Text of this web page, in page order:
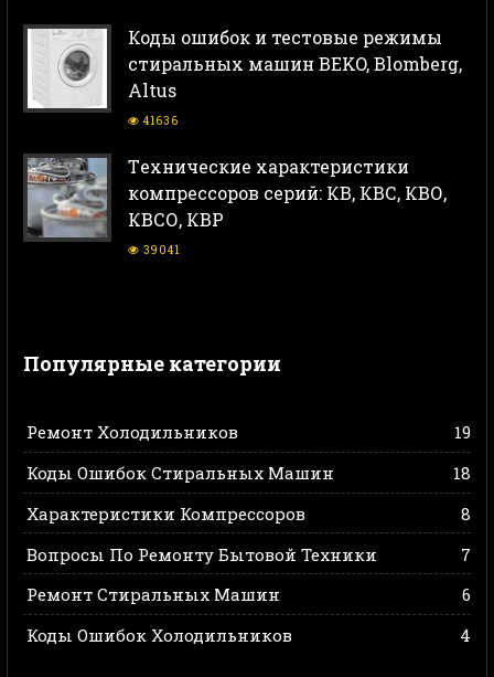
Коды ошибок и тестовые режимы
стиральных машин BEKO, Blomberg,
Altus
41636
Тeхнические характеристики
компрессоров серий: КВ, КВС, КВО,
КВСО, КВР
39041
Популярные категории
Ремонт Холодильников
19
Коды Ошибок Стиральных Машин
18
Характеристики Компрессоров
8
Вопросы По Ремонту Бытовой Техники
7
Ремонт Стиральных Машин
6
Коды Ошибок Холодильников
4